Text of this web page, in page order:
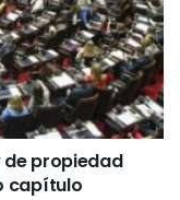
de propiedad
capítulo